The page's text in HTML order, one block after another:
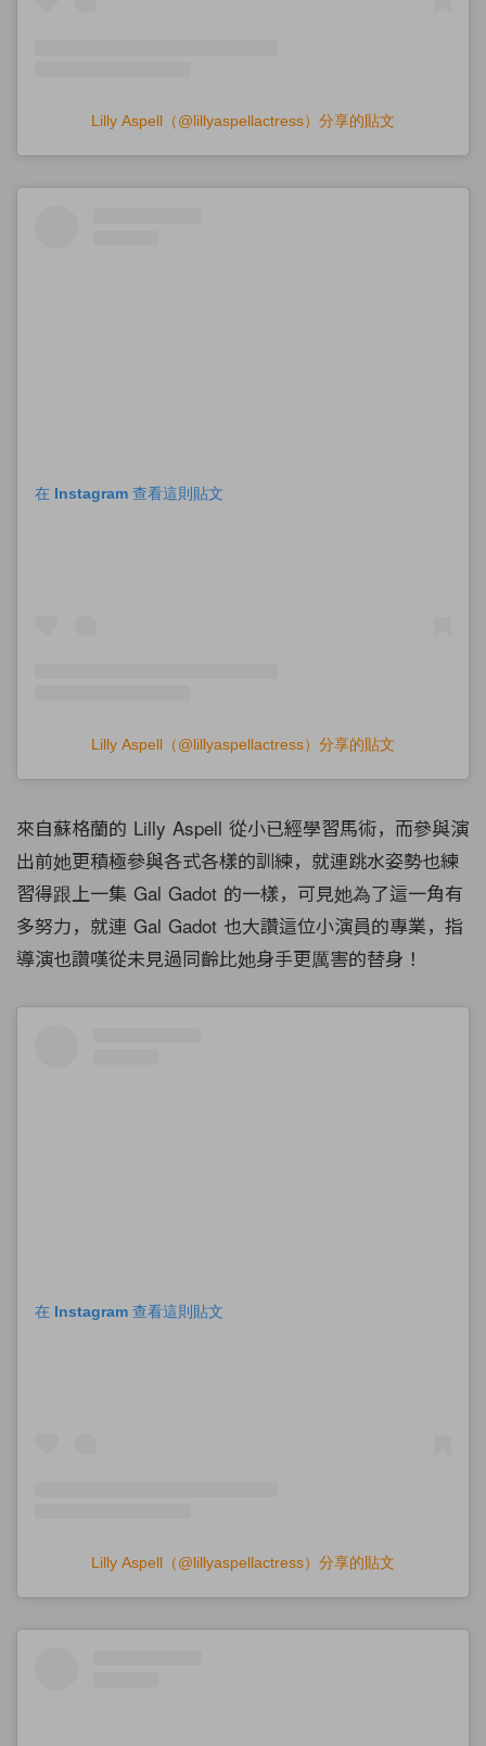
Lilly Aspell（@lillyaspellactress）分享的貼文
在 Instagram 查看這則貼文
Lilly Aspell（@lillyaspellactress）分享的貼文
來自蘇格蘭的 Lilly Aspell 從小已經學習馬術，而參與演
出前她更積極參與各式各樣的訓練，就連跳水姿勢也練
習得跟上一集 Gal Gadot 的一樣，可見她為了這一角有
多努力，就連 Gal Gadot 也大讚這位小演員的專業，指
導演也讚嘆從未見過同齡比她身手更厲害的替身！
在 Instagram 查看這則貼文
Lilly Aspell（@lillyaspellactress）分享的貼文